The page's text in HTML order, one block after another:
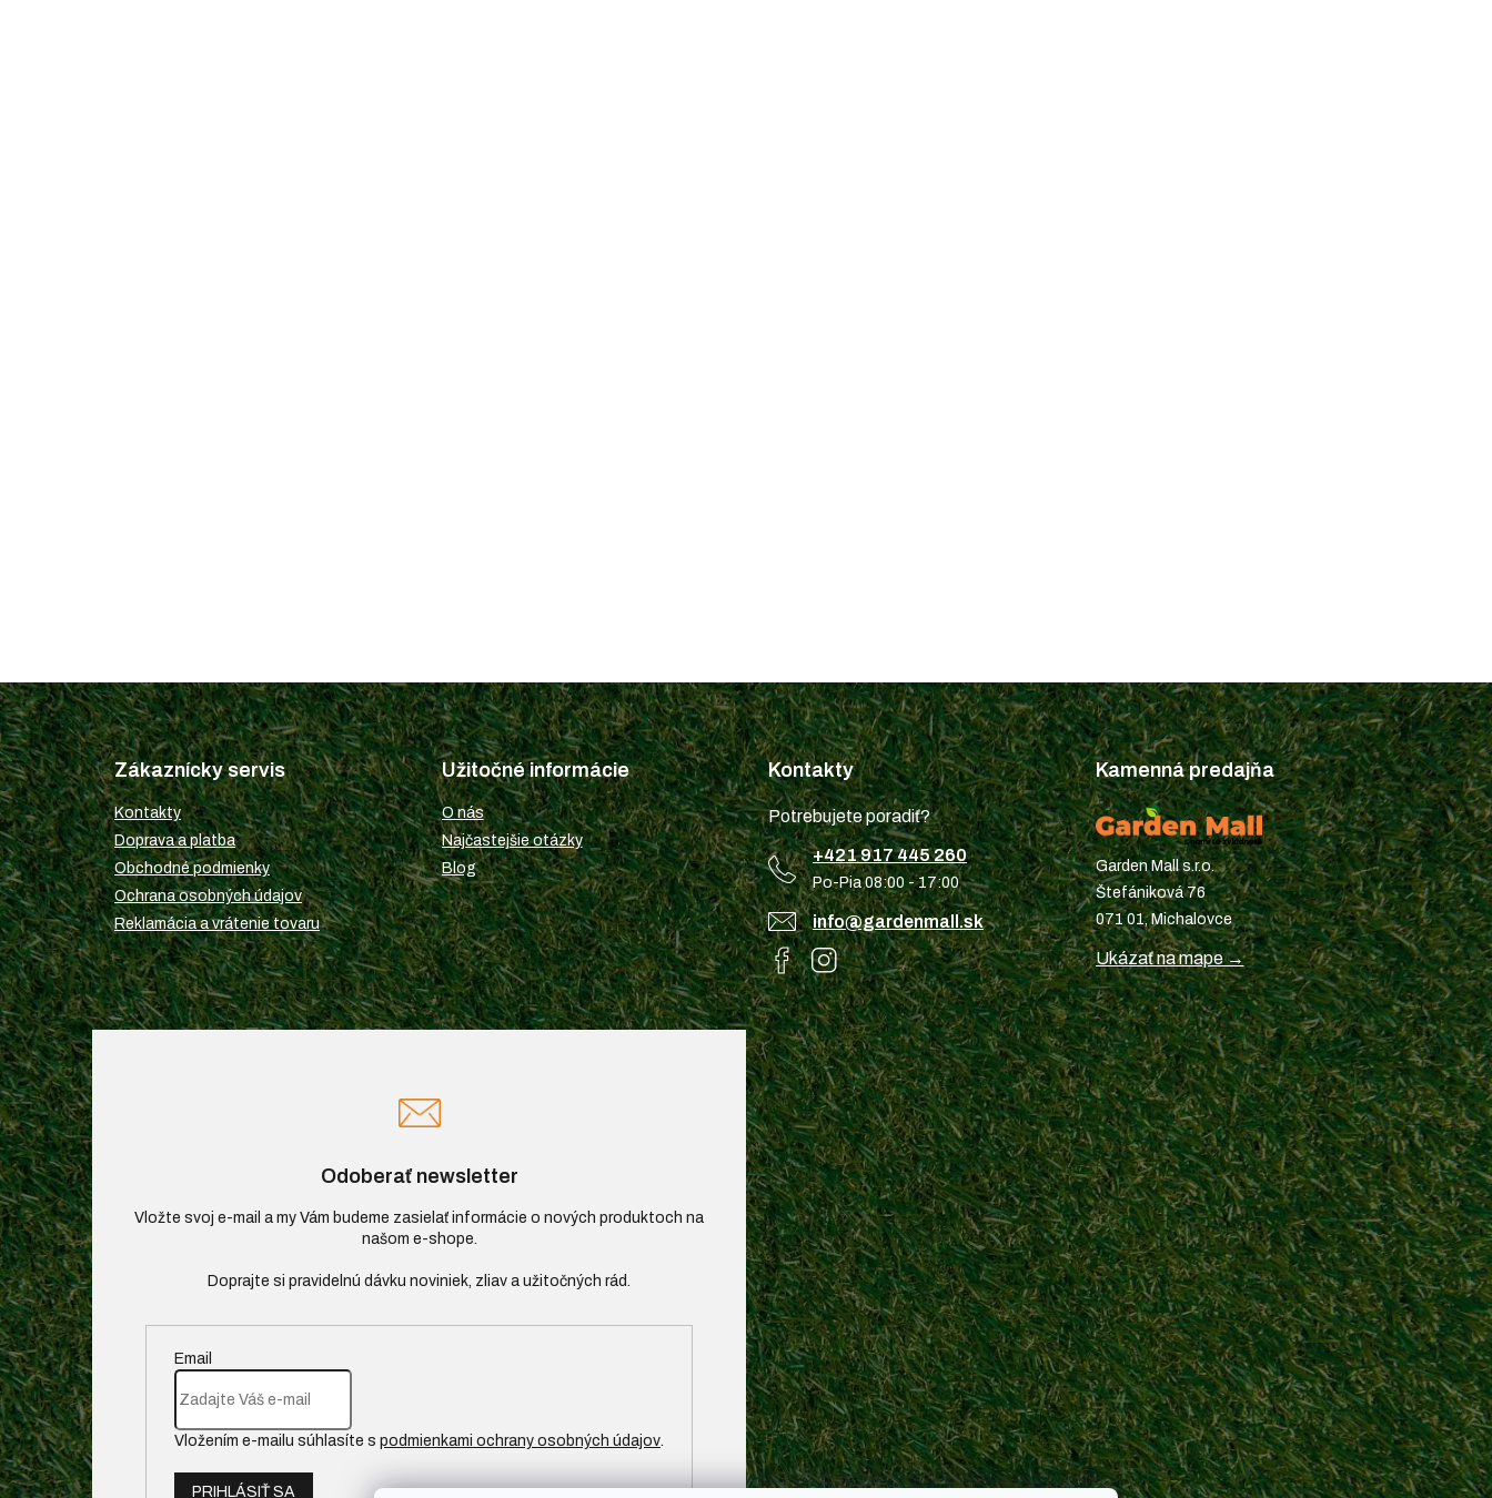
Z
á
p
ä
t
i
e
Zákaznícky servis
Kontakty
Doprava a platba
Obchodné podmienky
Ochrana osobných údajov
Reklamácia a vrátenie tovaru
Užitočné informácie
O nás
Najčastejšie otázky
Blog
Kontakty
Potrebujete poradiť?
+421 917 445 260
Po-Pia 08:00 - 17:00
info@gardenmall.sk
Kamenná predajňa
Garden Mall s.r.o.
Štefániková 76
071 01, Michalovce
Ukázať na mape →
Odoberať newsletter
Vložte svoj e-mail a my Vám budeme zasielať informácie o nových produktoch na
našom e-shope.
Email
Vložením e-mailu súhlasíte s podmienkami ochrany osobných údajov.
PRIHLÁSIŤ SA